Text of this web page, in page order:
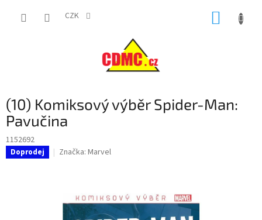
CZK
(10) Komiksový výběr Spider-Man:
Pavučina
1152692
Doprodej Značka: Marvel